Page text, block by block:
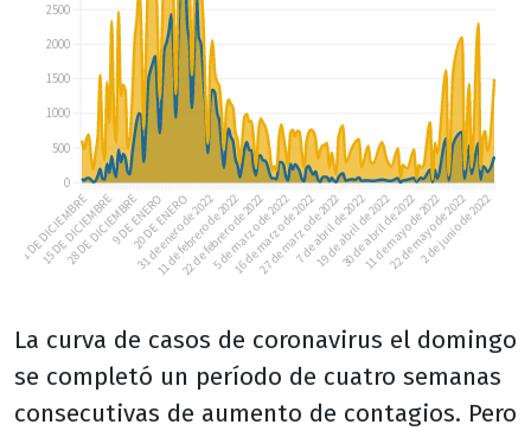
La curva de casos de coronavirus el domingo
se completó un período de cuatro semanas
consecutivas de aumento de contagios. Pero